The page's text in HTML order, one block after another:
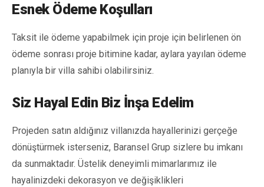
Esnek Ödeme Koşulları
Taksit ile ödeme yapabilmek için proje için belirlenen ön
ödeme sonrası proje bitimine kadar, aylara yayılan ödeme
planıyla bir villa sahibi olabilirsiniz.
Siz Hayal Edin Biz İnşa Edelim
Projeden satın aldığınız villanızda hayallerinizi gerçeğe
dönüştürmek isterseniz, Baransel Grup sizlere bu imkanı
da sunmaktadır. Üstelik deneyimli mimarlarımız ile
hayalinizdeki dekorasyon ve değişiklikleri